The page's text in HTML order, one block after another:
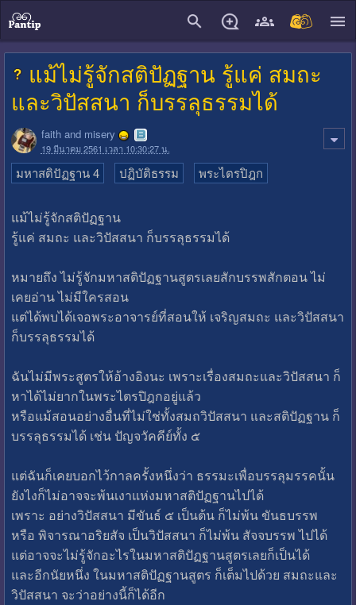
แม้ไม่รู้จักสติปัฏฐาน รู้แค่ สมถะ
และวิปัสสนา ก็บรรลุธรรมได้
faith and misery
19 มีนาคม 2561 เวลา 10:30:27 น.
มหาสติปัฏฐาน 4 ปฏิบัติธรรม พระไตรปิฎก
แม้ไม่รู้จักสติปัฏฐาน
รู้แค่ สมถะ และวิปัสสนา ก็บรรลุธรรมได้
หมายถึง ไม่รู้จักมหาสติปัฏฐานสูตรเลยสักบรรพสักตอน ไม่
เคยอ่าน ไม่มีใครสอน
แต่ได้พบได้เจอพระอาจารย์ที่สอนให้ เจริญสมถะ และวิปัสสนา
ก็บรรลุธรรมได้
ฉันไม่มีพระสูตรให้อ้างอิงนะ เพราะเรื่องสมถะและวิปัสสนา ก็
หาได้ไม่ยากในพระไตรปิฎกอยู่แล้ว
หรือแม้สอนอย่างอื่นที่ไม่ใช่ทั้งสมถวิปัสสนา และสติปัฏฐาน ก็
บรรลุธรรมได้ เช่น ปัญจวัคคีย์ทั้ง ๕
แต่ฉันก็เคยบอกไว้กาลครั้งหนึ่งว่า ธรรมะเพื่อบรรลุมรรคนั้น
ยังไงก็ไม่อาจจะพ้นเงาแห่งมหาสติปัฏฐานไปได้
เพราะ อย่างวิปัสสนา มีขันธ์ ๕ เป็นต้น ก็ไม่พ้น ขันธบรรพ
หรือ พิจารณาอริยสัจ เป็นวิปัสสนา ก็ไม่พ้น สัจจบรรพ ไปได้
แต่อาจจะไม่รู้จักอะไรในมหาสติปัฏฐานสูตรเลยก็เป็นได้
และอีกนัยหนึ่ง ในมหาสติปัฏฐานสูตร ก็เต็มไปด้วย สมถะและ
วิปัสสนา จะว่าอย่างนี้ก็ได้อีก
close